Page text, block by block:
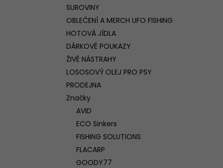
SUROVINY
OBLEČENÍ A MERCH UFO FISHING
HOTOVÁ JÍDLA
DÁRKOVÉ POUKAZY
ŽIVÉ NÁSTRAHY
LOSOSOVÝ OLEJ PRO PSY
PRODEJNA
Značky
AVID
ECO Sinkers
FISHING SOLUTIONS
FLACARP
GOODY77